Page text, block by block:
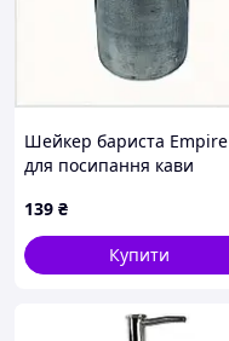
Шейкер бариста Empire
для посипання кави
139 ₴
Купити